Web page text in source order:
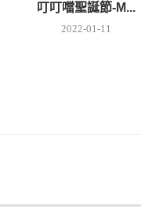
叮叮噹聖誕節-M...
2022-01-11